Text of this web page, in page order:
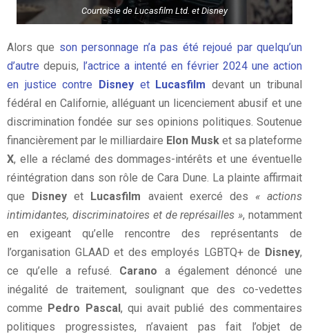
Courtoisie de Lucasfilm Ltd. et Disney
Alors que son personnage n’a pas été rejoué par quelqu’un
d’autre depuis, l’actrice a intenté en février 2024 une action
en justice contre Disneyet Lucasfilm devant un tribunal
fédéral en Californie, alléguant un licenciement abusif et une
discrimination fondée sur ses opinions politiques. Soutenue
financièrement par le milliardaire Elon Musk et sa plateforme
X, elle a réclamé des dommages-intérêts et une éventuelle
réintégration dans son rôle de Cara Dune. La plainte affirmait
que Disney et Lucasfilm avaient exercé des « actions
intimidantes, discriminatoires et de représailles », notamment
en exigeant qu’elle rencontre des représentants de
l’organisation GLAAD et des employés LGBTQ+ de Disney,
ce qu’elle a refusé. Carano a également dénoncé une
inégalité de traitement, soulignant que des co-vedettes
comme Pedro Pascal, qui avait publié des commentaires
politiques progressistes, n’avaient pas fait l’objet de